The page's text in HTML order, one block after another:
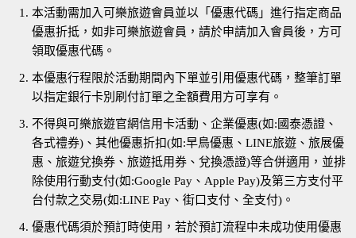
本活動需加入可樂旅遊會員並以「優惠代碼」進行指定商品
優惠折抵，如非可樂旅遊會員，請於申請加入會員後，方可
領取優惠代碼。
本優惠行程限於活動期間內下單並引用優惠代碼，整筆訂單
以指定銀行卡別刷付訂單之全額費用方可享有。
不得與可樂旅遊官網信用卡活動、企業優惠(如:國泰憑證、
各式禮券)、其他優惠折扣(如:早鳥優惠、LINE旅遊、旅展優
惠、旅遊兌換券、旅遊抵用券、兌換憑證)等合併適用，並排
除使用行動支付(如:Google Pay、Apple Pay)及第三方支付平
台付款之交易(如:LINE Pay、街口支付、全支付)。
優惠代碼須於預訂時使用，若於預訂流程中未成功使用優惠